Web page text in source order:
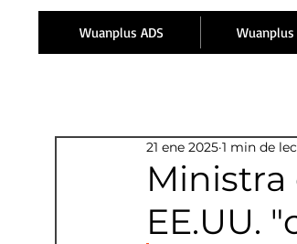
Wuanplus ADS Wuanplus
Ministra
EE.UU.
21 ene 2025 1 min de